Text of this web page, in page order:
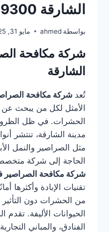
الشارقة 0501949300
بواسطة ahmed مايو 31, 2025
شركة مكافحة
الشارقة
تُعد شركة مكافحة
الأمثل لكل من يبحث عن
الحشرات. في ظل
مدينة الشارقة، تنتشر
مثل الصراصير والنمل
الحاجة إلى شركة
شركة مكافحة الصراصير
تقنيات الإبادة وأكثرها
من الحشرات دون
الحيوانات الأليفة. تقدم
الفنادق، والمباني